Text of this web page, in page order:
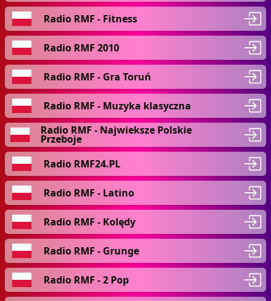
Radio RMF - Fitness
Radio RMF 2010
Radio RMF - Gra Toruń
Radio RMF - Muzyka klasyczna
Radio RMF - Najwieksze Polskie
Przeboje
Radio RMF24.PL
Radio RMF - Latino
Radio RMF - Kolędy
Radio RMF - Grunge
Radio RMF - 2 Pop